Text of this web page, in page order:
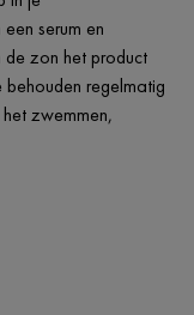
serum en
zon het product
regelmatig
zwemmen,